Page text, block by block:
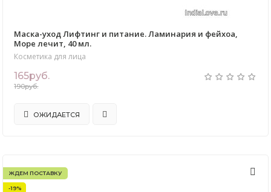
Маска-уход Лифтинг и питание. Ламинария и фейхоа,
Море лечит, 40 мл.
Косметика для лица
165руб.
190руб.
ОЖИДАЕТСЯ
ЖДЕМ ПОСТАВКУ
-19%